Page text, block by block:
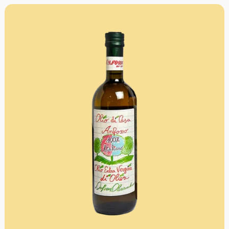
Olivenölen Extra 12% Rabatt pro Artikel